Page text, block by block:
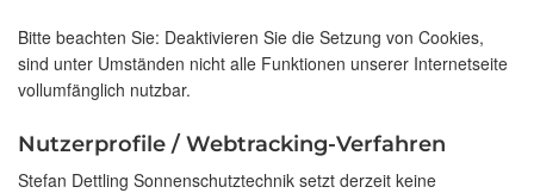
Bitte beachten Sie: Deaktivieren Sie die Setzung von Cookies,
sind unter Umständen nicht alle Funktionen unserer Internetseite
vollumfänglich nutzbar.
Nutzerprofile / Webtracking-Verfahren
Stefan Dettling Sonnenschutztechnik setzt derzeit keine